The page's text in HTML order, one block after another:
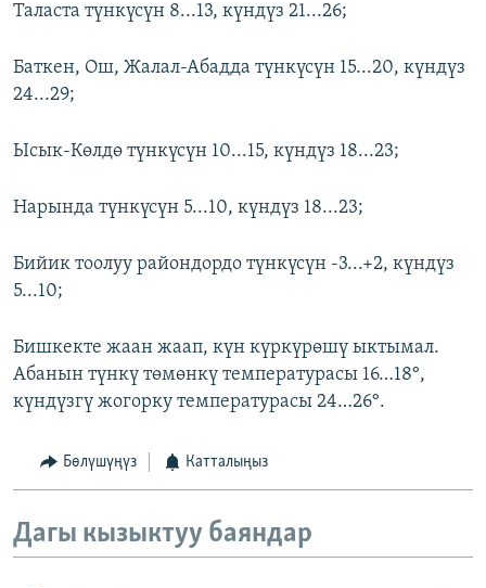
Таласта түнкүсүн 8...13, күндүз 21...26;
Баткен, Ош, Жалал-Абадда түнкүсүн 15...20, күндүз
24...29;
Ысык-Көлдө түнкүсүн 10...15, күндүз 18...23;
Нарында түнкүсүн 5...10, күндүз 18...23;
Бийик тоолуу райондордо түнкүсүн -3...+2, күндүз
5...10;
​Бишкекте жаан жаап, күн күркүрөшү ыктымал.
Абанын түнкү төмөнкү температурасы 16…18°,
күндүзгү жогорку температурасы 24…26°.
Бөлүшүңүз Катталыңыз
Дагы кызыктуу баяндар